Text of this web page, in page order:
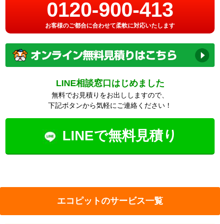
0120-900-413
お客様のご都合に合わせて柔軟に対応いたします
LINE相談窓口はじめました
無料でお見積りをお出ししますので、
下記ボタンから気軽にご連絡ください！
LINEで無料見積り
エコピットのサービス一覧